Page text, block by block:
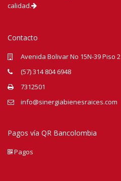
calidad.
Contacto
Avenida Bolivar No 15N-39 Piso 2
(57) 314 804 6948
7312501
info@sinergiabienesraices.com
Pagos vía QR Bancolombia
Pagos